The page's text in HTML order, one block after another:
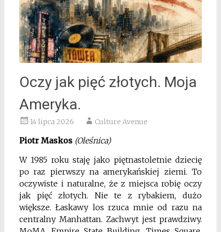
Oczy jak pięć złotych. Moja
Ameryka.
14 lipca 2026 Culture Avenue
Piotr Maskos (Oleśnica)
W 1985 roku staję jako piętnastoletnie dziecię
po raz pierwszy na amerykańskiej ziemi. To
oczywiste i naturalne, że z miejsca robię oczy
jak pięć złotych. Nie te z rybakiem, dużo
większe. Łaskawy los rzuca mnie od razu na
centralny Manhattan. Zachwyt jest prawdziwy.